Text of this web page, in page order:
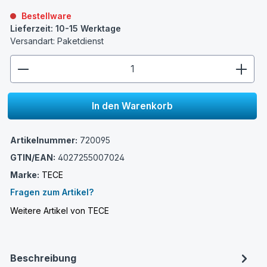
Bestellware
Lieferzeit: 10-15 Werktage
Versandart: Paketdienst
In den Warenkorb
Artikelnummer: 720095
GTIN/EAN: 4027255007024
Marke: TECE
Fragen zum Artikel?
Weitere Artikel von TECE
Beschreibung